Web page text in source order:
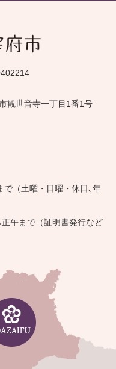
観世音寺一丁目1番1号
（土曜・日曜・休日､年
午まで（証明書発行など